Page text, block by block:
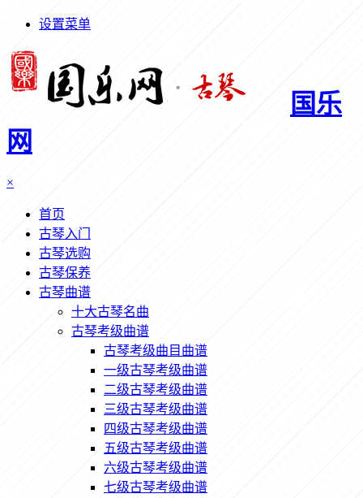
设置菜单
国乐
网
×
首页
古琴入门
古琴选购
古琴保养
古琴曲谱
十大古琴名曲
古琴考级曲谱
古琴考级曲目曲谱
一级古琴考级曲谱
二级古琴考级曲谱
三级古琴考级曲谱
四级古琴考级曲谱
五级古琴考级曲谱
六级古琴考级曲谱
七级古琴考级曲谱